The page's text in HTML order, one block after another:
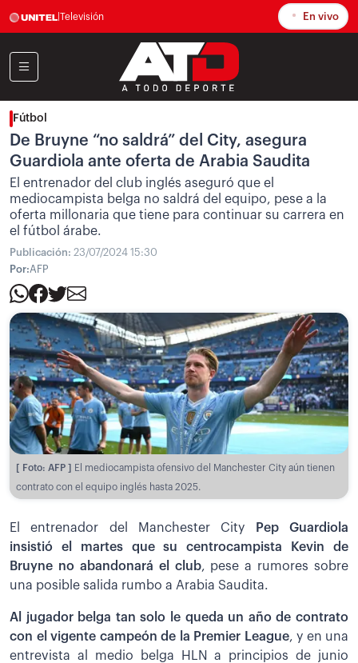
Televisión En vivo
Fútbol
De Bruyne “no saldrá” del City, asegura
Guardiola ante oferta de Arabia Saudita
El entrenador del club inglés aseguró que el
mediocampista belga no saldrá del equipo, pese a la
oferta millonaria que tiene para continuar su carrera en
el fútbol árabe.
Publicación: 23/07/2024 15:30
Por:AFP
[ Foto: AFP ]
El mediocampista ofensivo del Manchester City aún tienen
contrato con el equipo inglés hasta 2025.
El entrenador del Manchester City
Pep Guardiola
insistió el martes que su centrocampista Kevin de
Bruyne no abandonará el club, pese a rumores sobre
una posible salida rumbo a Arabia Saudita.
Al jugador belga tan solo le queda un año de contrato
con el vigente campeón de la Premier League, y en una
entrevista al medio belga HLN a principios de junio